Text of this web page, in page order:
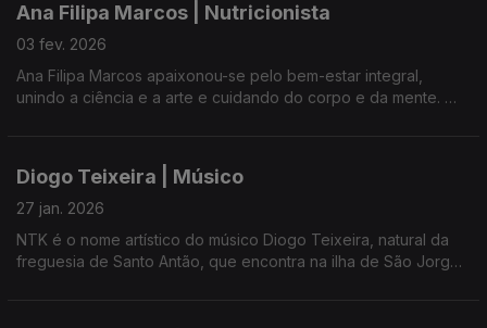
Ana Filipa Marcos | Nutricionista
03 fev. 2026
Ana Filipa Marcos apaixonou-se pelo bem-estar integral,
unindo a ciência e a arte e cuidando do corpo e da mente.
Diogo Teixeira | Músico
27 jan. 2026
NTK é o nome artístico do músico Diogo Teixeira, natural da
freguesia de Santo Antão, que encontra na ilha de São Jorge